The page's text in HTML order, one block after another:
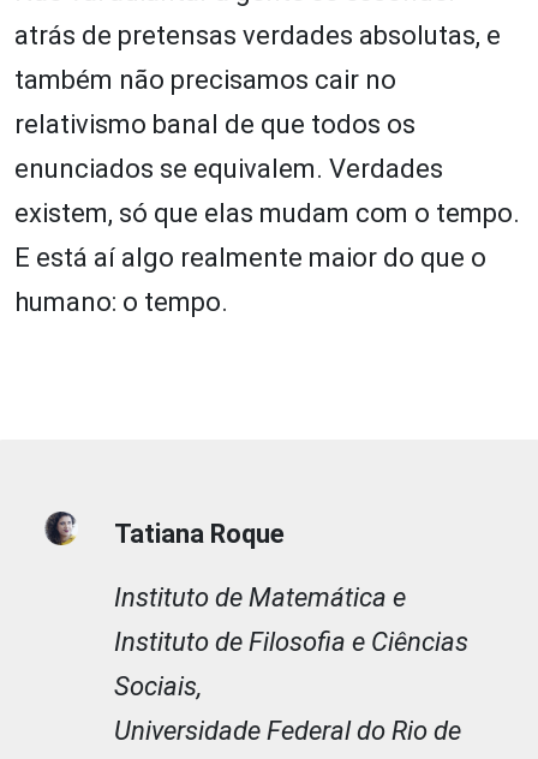
atrás de pretensas verdades absolutas, e
também não precisamos cair no
relativismo banal de que todos os
enunciados se equivalem. Verdades
existem, só que elas mudam com o tempo.
E está aí algo realmente maior do que o
humano: o tempo.
Tatiana Roque
Instituto de Matemática e
Instituto de Filosofia e Ciências
Sociais,
Universidade Federal do Rio de